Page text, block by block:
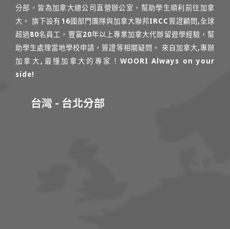
分部，皆為加拿大總公司直營辦公室，幫助學生順利前往加拿
大。 旗下設有16國部門團隊與加拿大聯邦IRCC簽證顧問,全球
超過80名員工，豐富20年以上專業加拿大代辦留遊學經驗，幫
助學生處理當地學校申請，簽證等相關疑問。 來自加拿大,專辦
加拿大,最懂加拿大的專家！WOORI Always on your
side!
台灣 - 台北分部